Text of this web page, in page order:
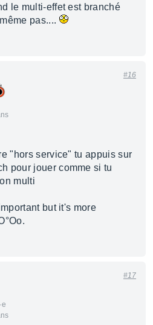
le multi-effet est branché
pas....
#16
"hors service" tu appuis sur
pour jouer comme si tu
multi
but it's more
#17